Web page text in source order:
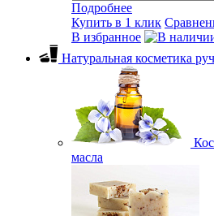
Подробнее
Купить в 1 клик
В избранное
Натуральная косметика
масла